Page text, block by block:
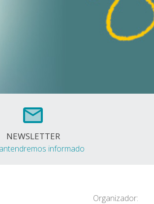
NEWSLETTER
informado
Organizador: